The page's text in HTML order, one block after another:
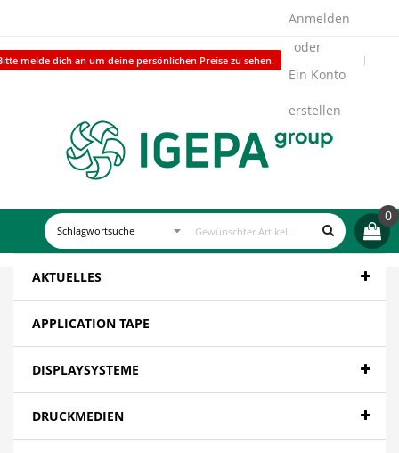
melde dich an um deine persönlichen Preise zu sehen.
Anmelden
Ein Konto
erstellen
0
AKTUELLES
APPLICATION TAPE
DISPLAYSYSTEME
DRUCKMEDIEN